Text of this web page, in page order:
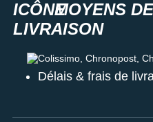
MOYENS
Colissimo, Chronopost,
Délais & frais de